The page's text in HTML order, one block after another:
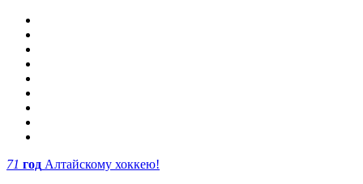
71 год Алтайскому хоккею!